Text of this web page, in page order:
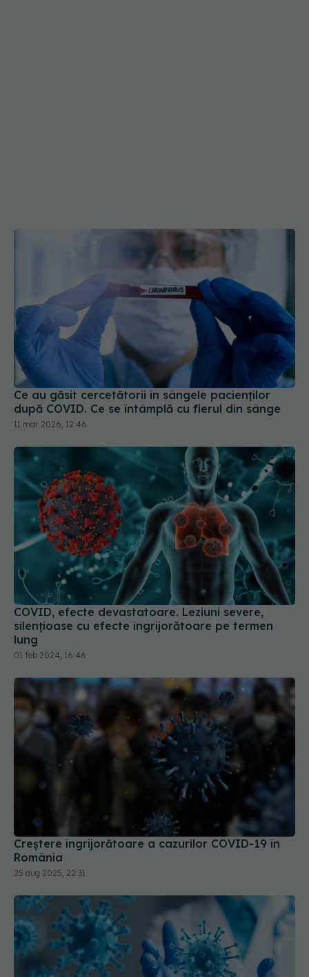
Ce au găsit cercetătorii în sângele pacienților
după COVID. Ce se întâmplă cu fierul din sânge
11 mar 2026, 12:46
COVID, efecte devastatoare. Leziuni severe,
silențioase cu efecte îngrijorătoare pe termen
lung
01 feb 2024, 16:46
Creștere îngrijorătoare a cazurilor COVID-19 în
25 aug 2025, 22:31